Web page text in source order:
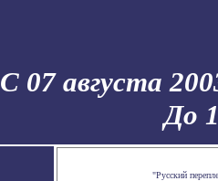
С 07 августа
До
"Русский